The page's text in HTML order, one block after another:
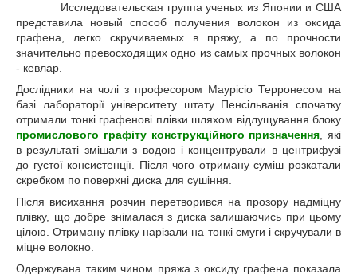
Исследовательская группа ученых из Японии и США
представила новый способ получения волокон из оксида
графена, легко скручиваемых в пряжу, а по прочности
значительно превосходящих одно из самых прочных волокон
- кевлар.
Дослідники на чолі з професором Маурісіо Терронесом на
базі лабораторії університету штату Пенсільванія спочатку
отримали тонкі графенові плівки шляхом відлущування блоку
промислового графіту конструкційного призначення , які
в результаті змішали з водою і концентрували в центрифузі
до густої консистенції. Після чого отриману суміш розкатали
скребком по поверхні диска для сушіння.
Після висихання розчин перетворився на прозору надміцну
плівку, що добре знімалася з диска залишаючись при цьому
цілою. Отриману плівку нарізали на тонкі смуги і скручували в
міцне волокно.
Одержувана таким чином пряжа з оксиду графена показала